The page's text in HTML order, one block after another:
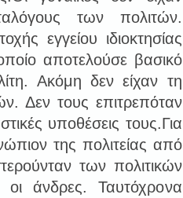
των πολιτών.
εγγείου ιδιοκτησίας
αποτελούσε βασικό
Ακόμη δεν είχαν τη
Δεν τους επιτρεπόταν
υποθέσεις τους.Για
της πολιτείας από
των πολιτικών
άνδρες. Ταυτόχρονα